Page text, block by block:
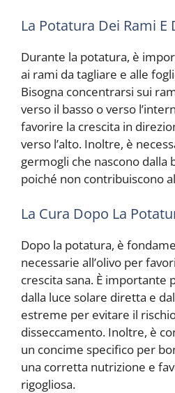
La Potatura Dei Rami E
Durante la potatura, è
ai rami da tagliare e alle
Bisogna concentrarsi sui
verso il basso o verso
favorire la crescita in
verso l’alto. Inoltre, è
germogli che nascono dalla
poiché non contribuiscono
La Cura Dopo La
Dopo la potatura, è
necessarie all’olivo per
crescita sana. È importante
dalla luce solare diretta e
estreme per evitare il
disseccamento. Inoltre, è
un concime specifico per
una corretta nutrizione e
rigogliosa.